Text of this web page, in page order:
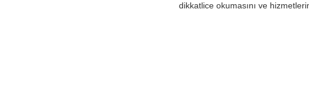
dikkatlice okumasını ve